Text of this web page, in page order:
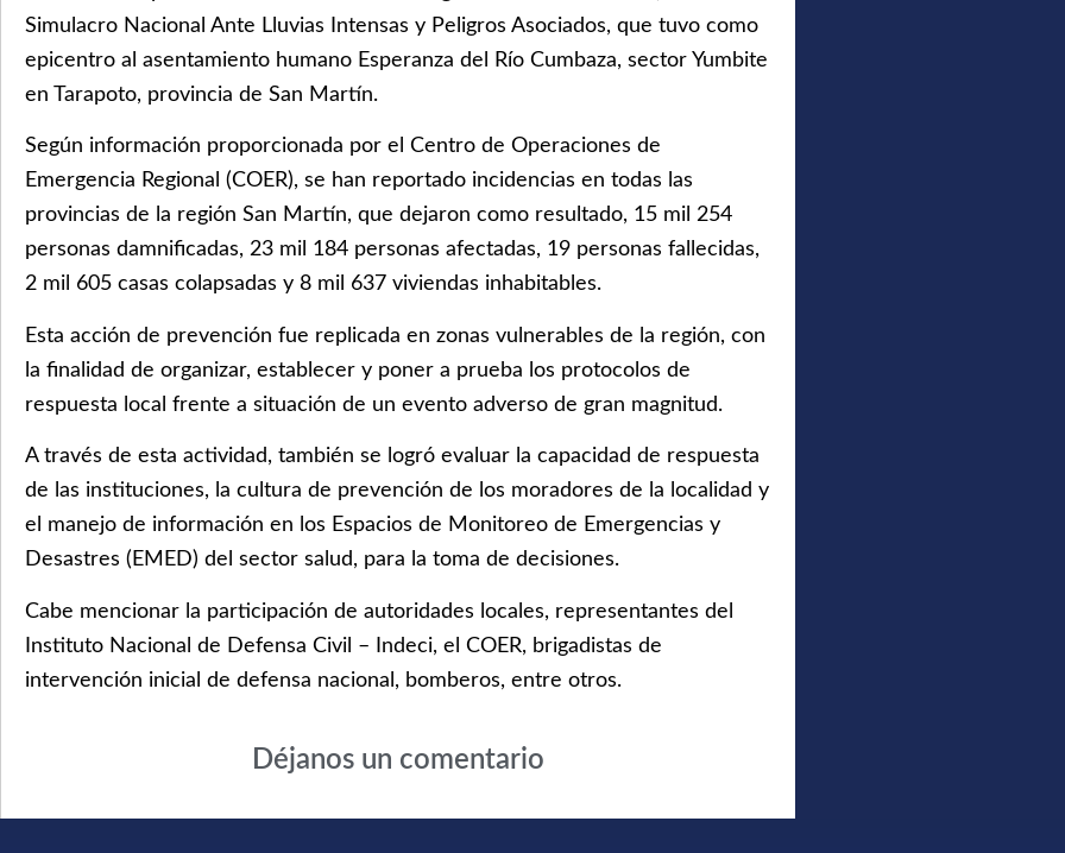
Simulacro Nacional Ante Lluvias Intensas y Peligros Asociados, que tuvo como
epicentro al asentamiento humano Esperanza del Río Cumbaza, sector Yumbite
en Tarapoto, provincia de San Martín.
Según información proporcionada por el Centro de Operaciones de
Emergencia Regional (COER), se han reportado incidencias en todas las
provincias de la región San Martín, que dejaron como resultado, 15 mil 254
personas damnificadas, 23 mil 184 personas afectadas, 19 personas fallecidas,
2 mil 605 casas colapsadas y 8 mil 637 viviendas inhabitables.
Esta acción de prevención fue replicada en zonas vulnerables de la región, con
la finalidad de organizar, establecer y poner a prueba los protocolos de
respuesta local frente a situación de un evento adverso de gran magnitud.
A través de esta actividad, también se logró evaluar la capacidad de respuesta
de las instituciones, la cultura de prevención de los moradores de la localidad y
el manejo de información en los Espacios de Monitoreo de Emergencias y
Desastres (EMED) del sector salud, para la toma de decisiones.
Cabe mencionar la participación de autoridades locales, representantes del
Instituto Nacional de Defensa Civil – Indeci, el COER, brigadistas de
intervención inicial de defensa nacional, bomberos, entre otros.
Déjanos un comentario